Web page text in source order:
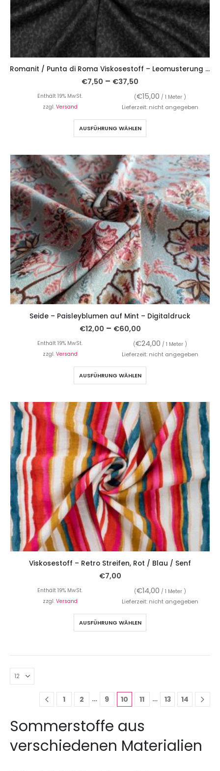
Romanit / Punta di Roma Viskosestoff – Leomusterung Grau
€7,50 – €37,50
Enthält 19% MwSt. (€15,00 / 1 Meter )
zzgl. Versand Lieferzeit: nicht angegeben
AUSFÜHRUNG WÄHLEN
Seide – Paisleyblumen auf Mint – Digitaldruck
€12,00 – €60,00
Enthält 19% MwSt. (€24,00 / 1 Meter )
zzgl. Versand Lieferzeit: nicht angegeben
AUSFÜHRUNG WÄHLEN
Viskosestoff – Retro Streifen, Rot / Blau / Senf
€7,00
Enthält 19% MwSt. (€14,00 / 1 Meter )
zzgl. Versand Lieferzeit: nicht angegeben
AUSFÜHRUNG WÄHLEN
1 2 … 9 10 11 … 13 14
Sommerstoffe aus
verschiedenen Materialien